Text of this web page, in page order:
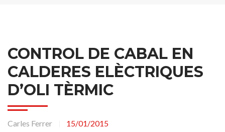
CONTROL DE CABAL EN
CALDERES ELÈCTRIQUES
D’OLI TÈRMIC
Carles Ferrer 15/01/2015